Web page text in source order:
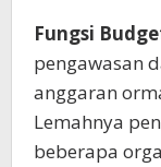
Fungsi
pengawasan
anggaran
Lemahnya
beberapa